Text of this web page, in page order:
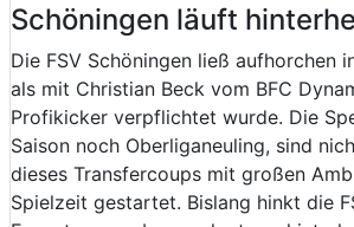
Schöningen läuft
Die FSV Schöningen ließ aufhorchen
als mit Christian Beck vom BFC
Profikicker verpflichtet wurde. Die
Saison noch Oberliganeuling, sind
dieses Transfercoups mit großen
Spielzeit gestartet. Bislang hinkt die